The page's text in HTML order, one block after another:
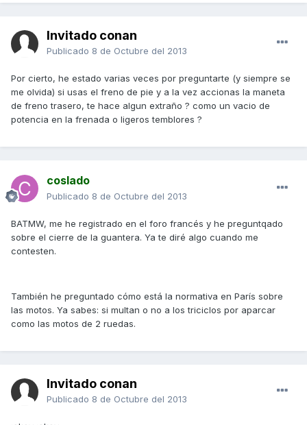
Invitado conan
Publicado 8 de Octubre del 2013
Por cierto, he estado varias veces por preguntarte (y siempre se
me olvida) si usas el freno de pie y a la vez accionas la maneta
de freno trasero, te hace algun extraño ? como un vacio de
potencia en la frenada o ligeros temblores ?
coslado
Publicado 8 de Octubre del 2013
BATMW, me he registrado en el foro francés y he preguntqado
sobre el cierre de la guantera. Ya te diré algo cuando me
contesten.
También he preguntado cómo está la normativa en París sobre
las motos. Ya sabes: si multan o no a los triciclos por aparcar
como las motos de 2 ruedas.
Invitado conan
Publicado 8 de Octubre del 2013